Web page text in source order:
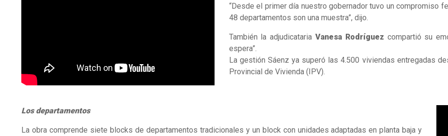
“Desde el primer día nuestro gobernador tuvo un compromiso
48 departamentos son una muestra”, dijo.
También la adjudicataria Vanesa Rodríguez compartió su
espera”.
La gestión Sáenz ya superó las 4.500 viviendas entregadas
Provincial de Vivienda (IPV).
Los departamentos
La obra comprende siete blocks de departamentos tradicionales y un block con unidades adaptadas en planta baja y